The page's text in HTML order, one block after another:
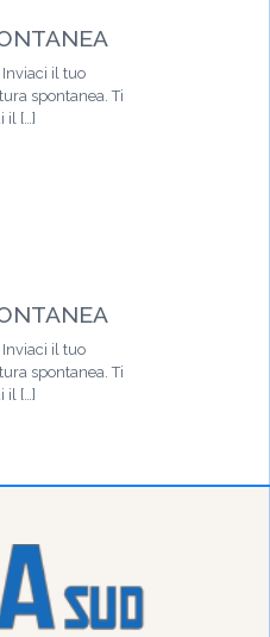
Inviaci il tuo
spontanea. Ti
il […]
Inviaci il tuo
spontanea. Ti
il […]